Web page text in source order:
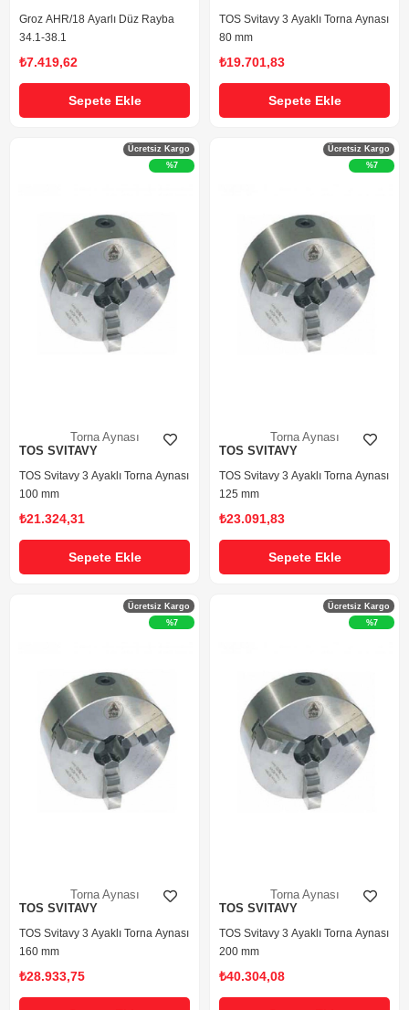
Groz AHR/18 Ayarlı Düz Rayba
34.1-38.1
₺7.419,62
Sepete Ekle
TOS Svitavy 3 Ayaklı Torna Aynası
80 mm
₺19.701,83
Sepete Ekle
Torna Aynası
TOS SVITAVY
TOS Svitavy 3 Ayaklı Torna Aynası
100 mm
₺21.324,31
Sepete Ekle
Ücretsiz Kargo
%7
Torna Aynası
TOS SVITAVY
TOS Svitavy 3 Ayaklı Torna Aynası
125 mm
₺23.091,83
Sepete Ekle
Ücretsiz Kargo
%7
Torna Aynası
TOS SVITAVY
TOS Svitavy 3 Ayaklı Torna Aynası
160 mm
₺28.933,75
Ücretsiz Kargo
%7
Torna Aynası
TOS SVITAVY
TOS Svitavy 3 Ayaklı Torna Aynası
200 mm
₺40.304,08
Ücretsiz Kargo
%7